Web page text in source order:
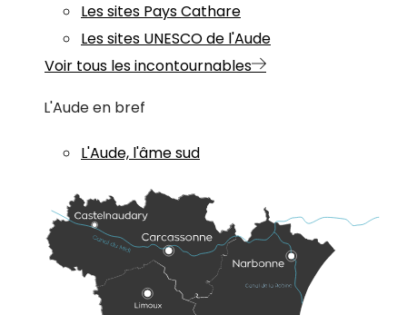
Les sites Pays Cathare
Les sites UNESCO de l'Aude
Voir tous les incontournables
L'Aude en bref
L'Aude, l'âme sud